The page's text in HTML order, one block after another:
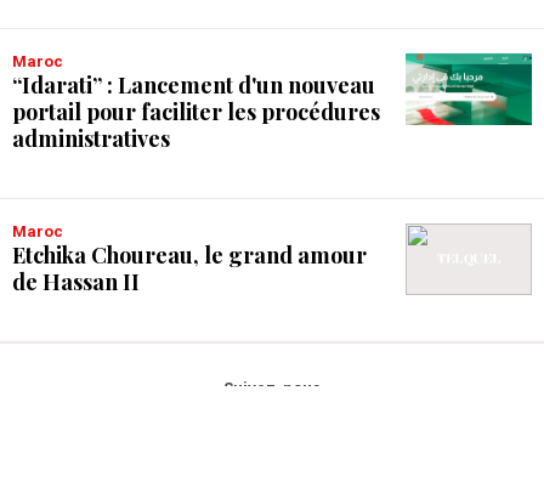
Maroc
“Idarati” : Lancement d'un nouveau
portail pour faciliter les procédures
administratives
Maroc
Etchika Choureau, le grand amour
de Hassan II
Suivez-nous